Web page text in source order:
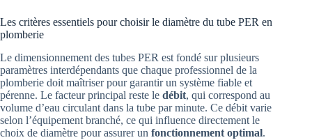
Les critères essentiels pour choisir le diamètre du tube PER en
plomberie
Le dimensionnement des tubes PER est fondé sur plusieurs
paramètres interdépendants que chaque professionnel de la
plomberie doit maîtriser pour garantir un système fiable et
pérenne. Le facteur principal reste le débit, qui correspond au
volume d’eau circulant dans la tube par minute. Ce débit varie
selon l’équipement branché, ce qui influence directement le
choix de diamètre pour assurer un fonctionnement optimal.